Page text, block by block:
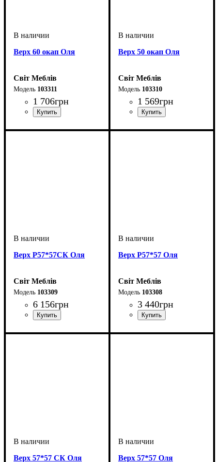
Верх 60 окап Оля
Світ Меблів
103311
1 706грн
Верх 50 окап Оля
Світ Меблів
103310
1 569грн
Верх Р57*57СК Оля
Світ Меблів
103309
6 156грн
Верх Р57*57 Оля
Світ Меблів
103308
3 440грн
Верх 57*57 СК Оля Верх 57*57 Оля